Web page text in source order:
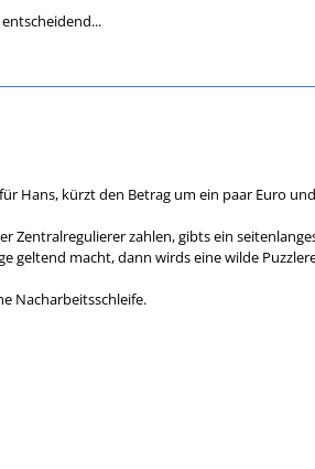
Hans, kürzt den Betrag um ein paar Euro
Zentralregulierer zahlen, gibts ein
geltend macht, dann wirds eine wilde
Nacharbeitsschleife.